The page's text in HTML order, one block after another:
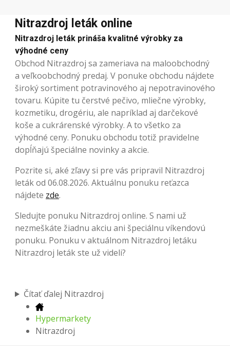
Nitrazdroj leták online
Nitrazdroj leták prináša kvalitné výrobky za
výhodné ceny
Obchod Nitrazdroj sa zameriava na maloobchodný
a veľkoobchodný predaj. V ponuke obchodu nájdete
široký sortiment potravinového aj nepotravinového
tovaru. Kúpite tu čerstvé pečivo, mliečne výrobky,
kozmetiku, drogériu, ale napríklad aj darčekové
koše a cukrárenské výrobky. A to všetko za
výhodné ceny. Ponuku obchodu totiž pravidelne
dopĺňajú špeciálne novinky a akcie.
Pozrite si, aké zľavy si pre vás pripravil Nitrazdroj
leták od 06.08.2026. Aktuálnu ponuku reťazca
nájdete zde.
Sledujte ponuku Nitrazdroj online. S nami už
nezmeškáte žiadnu akciu ani špeciálnu víkendovú
ponuku. Ponuku v aktuálnom Nitrazdroj letáku
Nitrazdroj leták ste už videli?
Čítať ďalej Nitrazdroj
Hypermarkety
Nitrazdroj